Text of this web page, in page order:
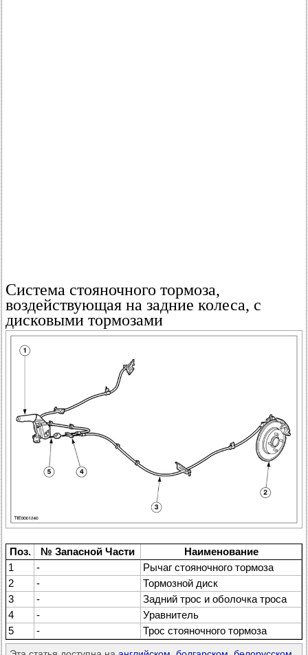
Система стояночного тормоза,
воздействующая на задние колеса, с
дисковыми тормозами
Поз. № Запасной Части
Наименование
1
-
Рычаг стояночного тормоза
2
-
Тормозной диск
3
-
Задний трос и оболочка троса
4
-
Уравнитель
5
- Трос стояночного тормоза